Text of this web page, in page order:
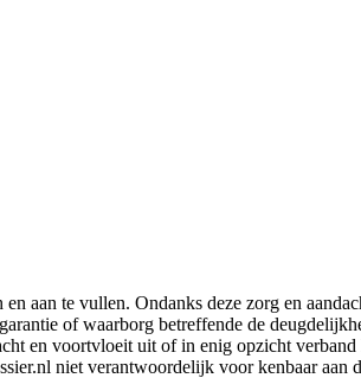
aan te vullen. Ondanks deze zorg en
of waarborg betreffende de
en voortvloeit uit of in enig opzicht
niet verantwoordelijk voor kenbaar aan